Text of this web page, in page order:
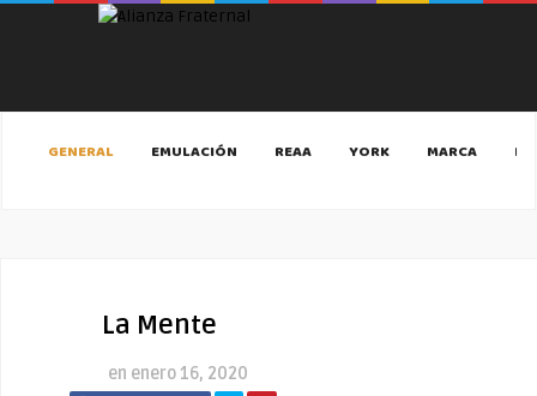
GENERAL EMULACIÓN REAA YORK MARCA
La Mente
en enero 16, 2020